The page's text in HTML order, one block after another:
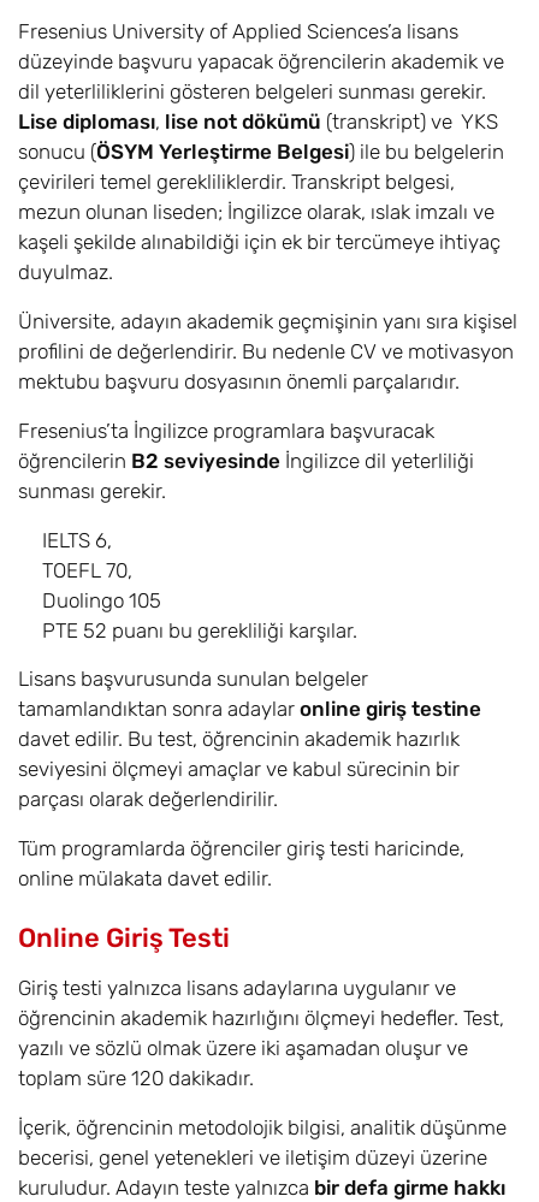
Fresenius University of Applied Sciences’a lisans
düzeyinde başvuru yapacak öğrencilerin akademik ve
dil yeterliliklerini gösteren belgeleri sunması gerekir.
Lise diploması, lise not dökümü (transkript) ve YKS
sonucu (ÖSYM Yerleştirme Belgesi) ile bu belgelerin
çevirileri temel gerekliliklerdir. Transkript belgesi,
mezun olunan liseden; İngilizce olarak, ıslak imzalı ve
kaşeli şekilde alınabildiği için ek bir tercümeye ihtiyaç
duyulmaz.
Üniversite, adayın akademik geçmişinin yanı sıra kişisel
profilini de değerlendirir. Bu nedenle CV ve motivasyon
mektubu başvuru dosyasının önemli parçalarıdır.
Fresenius’ta İngilizce programlara başvuracak
öğrencilerin B2 seviyesinde İngilizce dil yeterliliği
sunması gerekir.
IELTS 6,
TOEFL 70,
Duolingo 105
PTE 52 puanı bu gerekliliği karşılar.
Lisans başvurusunda sunulan belgeler
tamamlandıktan sonra adaylar online giriş testine
davet edilir. Bu test, öğrencinin akademik hazırlık
seviyesini ölçmeyi amaçlar ve kabul sürecinin bir
parçası olarak değerlendirilir.
Tüm programlarda öğrenciler giriş testi haricinde,
online mülakata davet edilir.
Online Giriş Testi
Giriş testi yalnızca lisans adaylarına uygulanır ve
öğrencinin akademik hazırlığını ölçmeyi hedefler. Test,
yazılı ve sözlü olmak üzere iki aşamadan oluşur ve
toplam süre 120 dakikadır.
İçerik, öğrencinin metodolojik bilgisi, analitik düşünme
becerisi, genel yetenekleri ve iletişim düzeyi üzerine
kuruludur. Adayın teste yalnızca bir defa girme hakkı